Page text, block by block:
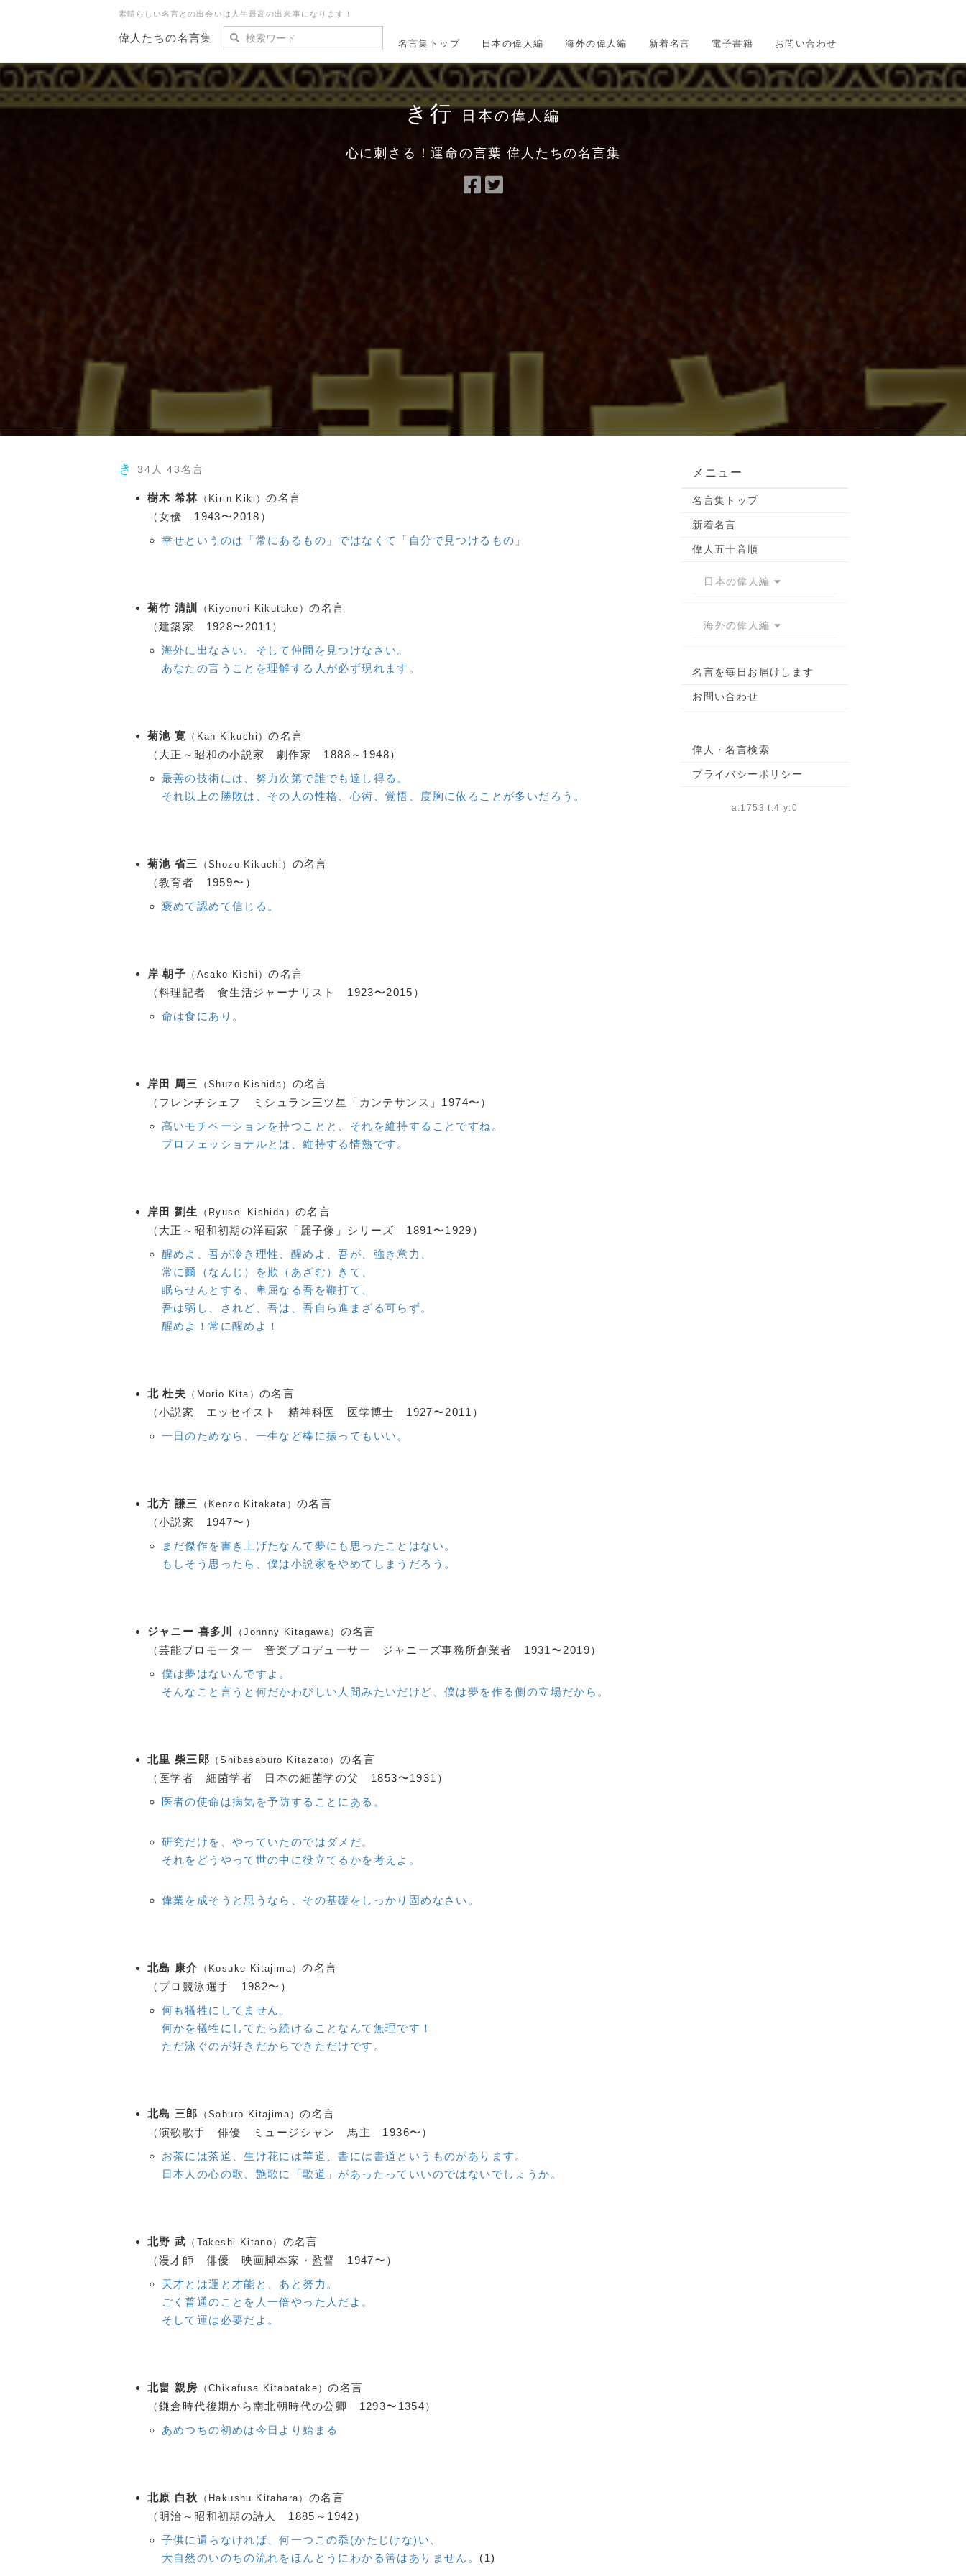
素晴らしい名言との出会いは人生最高の出来事になります！
偉人たちの名言集 名言集トップ 日本の偉人編 海外の偉人編 新着名言 電子書籍 お問い合わせ
き行日本の偉人編
心に刺さる！運命の言葉 偉人たちの名言集
Facebook
き34人 43名言
樹木 希林 （Kirin Kiki）の名言
（女優 1943〜2018）
幸せというのは「常にあるもの」ではなくて「自分で見つけるもの」
菊竹 清訓 （Kiyonori Kikutake）の名言
（建築家 1928〜2011）
海外に出なさい。そして仲間を見つけなさい。
あなたの言うことを理解する人が必ず現れます。
菊池 寛 （Kan Kikuchi）の名言
（大正～昭和の小説家 劇作家 1888～1948）
最善の技術には、努力次第で誰でも達し得る。
それ以上の勝敗は、その人の性格、心術、覚悟、度胸に依ることが多いだろう。
菊池 省三 （Shozo Kikuchi） の名言
（教育者 1959〜）
褒めて認めて信じる。
岸 朝子 （Asako Kishi）の名言
（料理記者 食生活ジャーナリスト 1923〜2015）
命は食にあり。
岸田 周三 （Shuzo Kishida） の名言
（フレンチシェフ ミシュラン三ツ星「カンテサンス」1974〜）
高いモチベーションを持つことと、それを維持することですね。
プロフェッショナルとは、維持する情熱です。
岸田 劉生 （Ryusei Kishida） の名言
（大正～昭和初期の洋画家「麗子像」シリーズ 1891〜1929）
醒めよ、吾が冷き理性、醒めよ、吾が、強き意力、
常に爾（なんじ）を欺（あざむ）きて、
眠らせんとする、卑屈なる吾を鞭打て、
吾は弱し、されど、吾は、吾自ら進まざる可らず。
醒めよ！常に醒めよ！
北 杜夫 （Morio Kita） の名言
（小説家 エッセイスト 精神科医 医学博士 1927〜2011）
一日のためなら、一生など棒に振ってもいい。
北方 謙三 （Kenzo Kitakata） の名言
（小説家 1947〜）
まだ傑作を書き上げたなんて夢にも思ったことはない。
もしそう思ったら、僕は小説家をやめてしまうだろう。
ジャニー 喜多川 （Johnny Kitagawa） の名言
（芸能プロモーター 音楽プロデューサー ジャニーズ事務所創業者 1931〜2019）
僕は夢はないんですよ。
そんなこと言うと何だかわびしい人間みたいだけど、僕は夢を作る側の立場だから。
北里 柴三郎 （Shibasaburo Kitazato） の名言
（医学者 細菌学者 日本の細菌学の父 1853〜1931）
医者の使命は病気を予防することにある。
研究だけを、やっていたのではダメだ。
それをどうやって世の中に役立てるかを考えよ。
偉業を成そうと思うなら、その基礎をしっかり固めなさい。
北島 康介 （Kosuke Kitajima）の名言
（プロ競泳選手 1982〜）
何も犠牲にしてません。
何かを犠牲にしてたら続けることなんて無理です！
ただ泳ぐのが好きだからできただけです。
北島 三郎 （Saburo Kitajima）の名言
（演歌歌手 俳優 ミュージシャン 馬主 1936〜）
お茶には茶道、生け花には華道、書には書道というものがあります。
日本人の心の歌、艶歌に「歌道」があったっていいのではないでしょうか。
北野 武 （Takeshi Kitano） の名言
（漫才師 俳優 映画脚本家・監督 1947〜）
天才とは運と才能と、あと努力。
ごく普通のことを人一倍やった人だよ。
そして運は必要だよ。
北畠 親房 （Chikafusa Kitabatake）の名言
（鎌倉時代後期から南北朝時代の公卿 1293〜1354）
あめつちの初めは今日より始まる
北原 白秋 （Hakushu Kitahara） の名言
（明治～昭和初期の詩人 1885～1942）
子供に還らなければ、何一つこの忝(かたじけな)い、
大自然のいのちの流れをほんとうにわかる筈はありません。 (1)
メニュー
名言集トップ
新着名言
偉人五十音順
日本の偉人編
海外の偉人編
名言を毎日お届けします
お問い合わせ
偉人・名言検索
プライバシーポリシー
a:1753 t:4 y:0